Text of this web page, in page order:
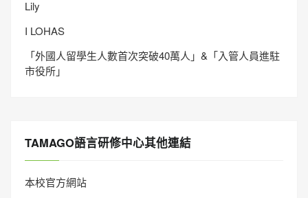
Lily
I LOHAS
「外國人留學生人數首次突破40萬人」&「入管人員進駐
市役所」
TAMAGO語言研修中心其他連結
本校官方網站